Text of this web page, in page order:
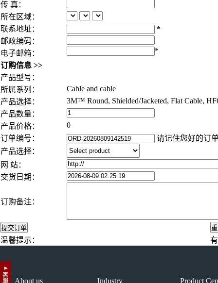
传 真：
所在区域：
联系地址：
*
邮政编码：
电子邮箱：
*
订购信息 >>
产品型号：
所属系列：
Cable and cable
产品选择：
3M™ Round, Shielded/Jacketed, Flat Cable,
产品数量：
产品价格：
0
订单编号：
请记住您好的订
产品选择：
网 站：
交货日期：
订购备注：
温馨提示：
About us
Industry
Product